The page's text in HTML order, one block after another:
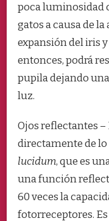
poca luminosidad
gatos a causa de
expansión del iris
entonces, podrá
pupila dejando
luz.
Ojos reflectantes –
directamente de
lucidum, que es
una función
60 veces la
fotorreceptores.